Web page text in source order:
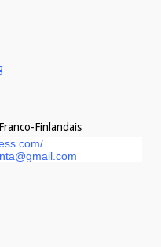
Finlandais